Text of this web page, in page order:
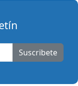
Suscribete